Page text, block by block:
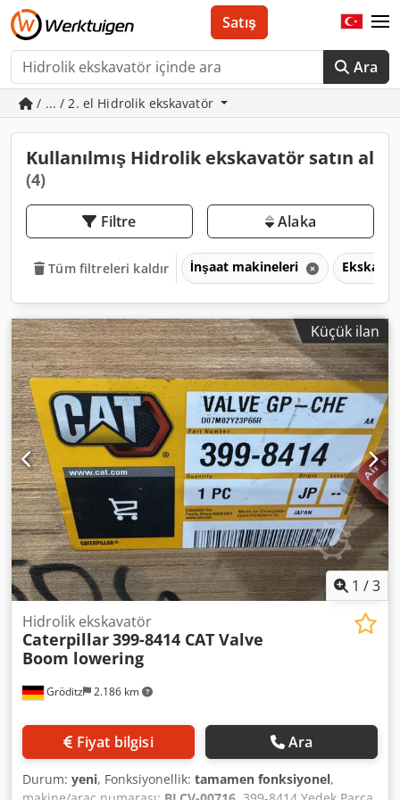
Ara
Satış
/ ... / 2. el Hidrolik ekskavatör
Kullanılmış Hidrolik ekskavatör satın al
(4)
Filtre Alaka
Tüm filtreleri kaldır İnşaat makineleri
Küçük ilan
1 /3
Gröditz 2.186 km
Hidrolik ekskavatör
Caterpillar399-8414 CAT Valve
Boom lowering
Fiyat bilgisi Ara
Durum: yeni, Fonksiyonellik: tamamen fonksiyonel,